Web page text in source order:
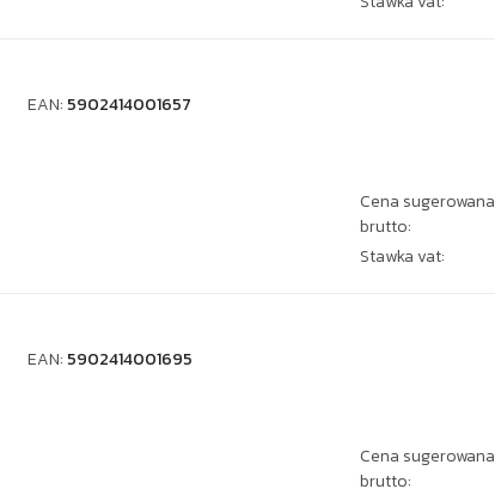
EAN: 5902414001657
Cena sugerowana
brutto:
Stawka vat:
EAN: 5902414001695
Cena sugerowana
brutto: